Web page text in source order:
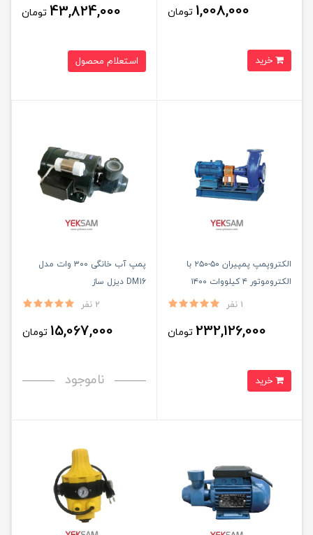
1,008,000 تومان 43,824,000 تومان
استعلام محصول
الکتروپمپ پمپیران ۵۰-۲۵۰ با
الکتروموتور ۴ کیلووات ۱۴۰۰
موتوژن با شاسی و کوپله
1 نفر
232,126,000 تومان
پمپ آب خانگی ۳۰۰ وات مدل
DM16 دیزل ساز
2 نفر
15,067,000 تومان
ناموجود